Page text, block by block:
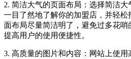
2. 简洁大气的页面布局：选择简洁
一目了然地了解你的加盟店，并轻
面布局尽量简洁明了，避免过多花哨
提高用户的使用便捷性。
3. 高质量的图片和内容：网站上使